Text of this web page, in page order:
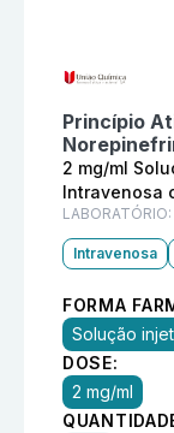
Princípio
2 mg/ml
Intravenosa
LABORATÓRIO:
Intravenosa
FORMA
Solução
DOSE:
2 mg/ml